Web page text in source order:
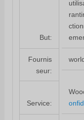
But:
Fournis
seur:
Service: